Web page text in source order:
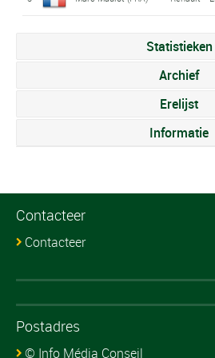
Statistieken
Archief
Erelijst
Informatie
Contacteer
Contacteer
Postadres
© Info Média Conseil